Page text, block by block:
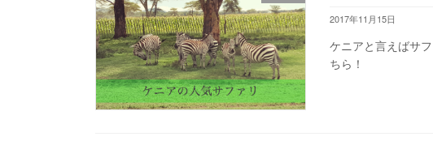
2017年11月15日
ケニアと言えばサ
ちら！